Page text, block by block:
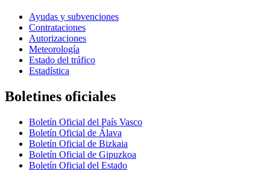
Ayudas y subvenciones
Contrataciones
Autorizaciones
Meteorología
Estado del tráfico
Estadística
Boletines oficiales
Boletín Oficial del País Vasco
Boletín Oficial de Álava
Boletín Oficial de Bizkaia
Boletín Oficial de Gipuzkoa
Boletín Oficial del Estado